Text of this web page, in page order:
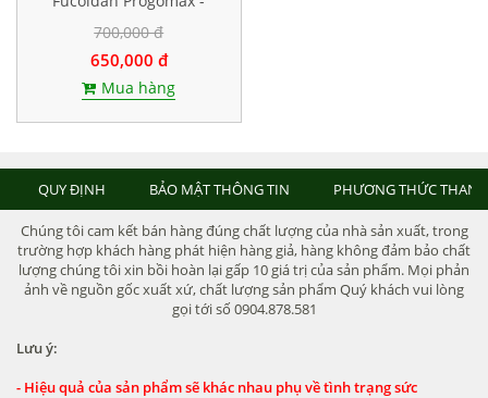
dành cho bệnh nhân ung
thư, tiểu đường
700,000 đ
650,000 đ
Mua hàng
QUY ĐỊNH BẢO MẬT THÔNG TIN PHƯƠNG THỨC
Chúng tôi cam kết bán hàng đúng chất lượng của nhà sản xuất, trong
trường hợp khách hàng phát hiện hàng giả, hàng không đảm bảo chất
lượng chúng tôi xin bồi hoàn lại gấp 10 giá trị của sản phẩm. Mọi phản
ảnh về nguồn gốc xuất xứ, chất lượng sản phẩm Quý khách vui lòng
gọi tới số 0904.878.581
Lưu ý:
- Hiệu quả của sản phẩm sẽ khác nhau phụ về tình trạng sức